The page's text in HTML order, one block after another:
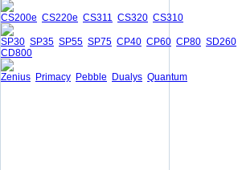
CS200e CS220e CS311 CS320 CS310
SP30 SP35 SP55 SP75 CP40 CP60 CP80 SD260
CD800
Zenius Primacy Pebble Dualys Quantum